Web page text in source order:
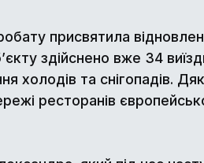
присвятила
здійснено вже 34
та снігопадів.
ресторанів